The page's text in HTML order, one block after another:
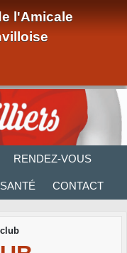
l'Amicale
RENDEZ-VOUS
CONTACT